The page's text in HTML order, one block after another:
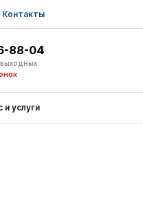
Контакты
88-04
и услуги